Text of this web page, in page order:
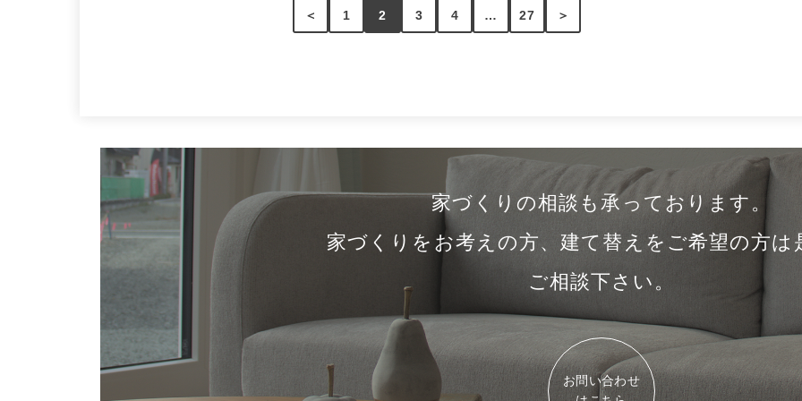
＜ 1 2 3 4 … 27 ＞
家づくりの相談も承っております。
家づくりをお考えの方、建て替えをご希望の方は
ご相談下さい。
お問い合わせ